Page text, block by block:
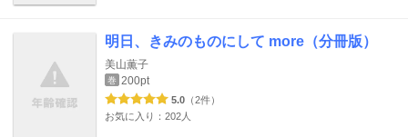
明日、きみのものにして more（分冊版）
美山薫子
巻 200pt
5.0 （2件）
お気に入り：202人